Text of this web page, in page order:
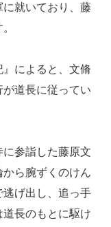
就いており、藤
によると、文脩
道長に従ってい
参詣した藤原文
ら腕ずくのけん
げ出し、追っ手
長のもとに駆け